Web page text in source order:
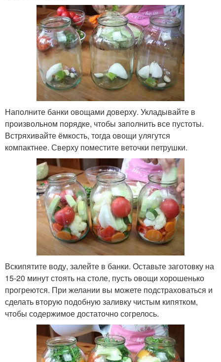
Наполните банки овощами доверху. Укладывайте в
произвольном порядке, чтобы заполнить все пустоты.
Встряхивайте ёмкость, тогда овощи улягутся
компактнее. Сверху поместите веточки петрушки.
Вскипятите воду, залейте в банки. Оставьте заготовку на
15-20 минут стоять на столе, пусть овощи хорошенько
прогреются. При желании вы можете подстраховаться и
сделать вторую подобную заливку чистым кипятком,
чтобы содержимое достаточно согрелось.